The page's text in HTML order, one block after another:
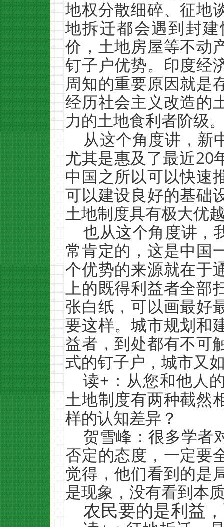
地权分散细碎、征地
地拆迁都会遇到封
价，土地房屋等不动
钉子户优势。印度经
周知的重要原因就是
经历社会主义改造的
力的土地食利者阶级
从这个角度讲，新
尤其是惠及了最近20
中国之所以可以快速
可以建设良好的基础
土地制度具有极大优
也从这个角度讲，
常肯定的，这是中国
个优势的来源就在于
上的既得利益者全部
张白纸，可以画最好
要这样。城市规划和
益者，到处都有不可
式的钉子户，城市又
读+：从您和他人
土地制度有两种截然
样的认知差异？
贺雪峰：很多学者
否定的态度，一定要
觉得，他们看到的是
是现象，没有看到本
农民要的是利益